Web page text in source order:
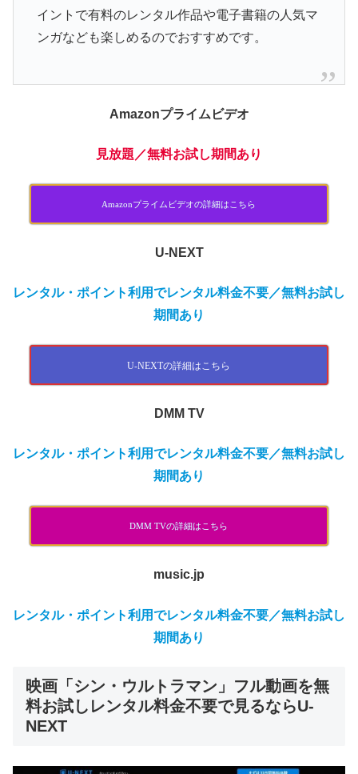
イントで有料のレンタル作品や電子書籍の人気マ
ンガなども楽しめるのでおすすめです。
Amazonプライムビデオ
見放題 ／無料お試し期間あり
Amazonプライムビデオの詳細はこちら
U-NEXT
レンタル・ポイント利用でレンタル料金不要／無料お試し
期間あり
U-NEXTの詳細はこちら
DMM TV
レンタル・ポイント利用でレンタル料金不要／無料お試し
期間あり
DMM TVの詳細はこちら
music.jp
レンタル・ポイント利用でレンタル料金不要／無料お試し
期間あり
映画「シン・ウルトラマン」フル動画を無
料お試しレンタル料金不要で見るならU-
NEXT